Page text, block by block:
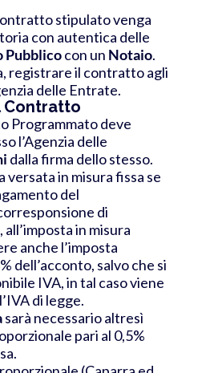
stipulato venga
con autentica delle
Pubblicocon un Notaio.
registrare il contratto agli
delle Entrate.
Contratto
Programmato deve
l’Agenzia delle
dalla firma dello stesso.
versata in misura fissa se
del
di
, all’imposta in misura
anche l’imposta
dell’acconto, salvo che si
IVA, in tal caso viene
di legge.
sarà necessario altresì
pari al 0,5%